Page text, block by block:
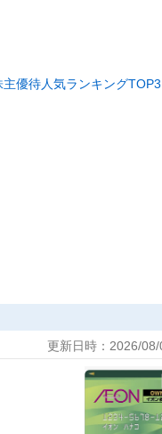
優待人気ランキング
更新日時： 2026/